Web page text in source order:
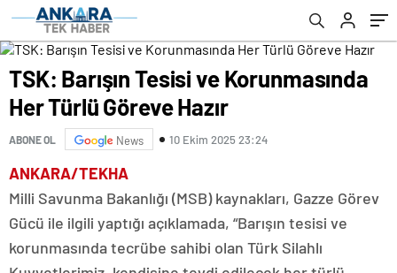
TSK: Barışın Tesisi ve Korunmasında
Her Türlü Göreve Hazır
ABONE OL News 10 Ekim 2025 23:24
ANKARA/TEKHA
Milli Savunma Bakanlığı (MSB) kaynakları, Gazze Görev
Gücü ile ilgili yaptığı açıklamada, “Barışın tesisi ve
korunmasında tecrübe sahibi olan Türk Silahlı